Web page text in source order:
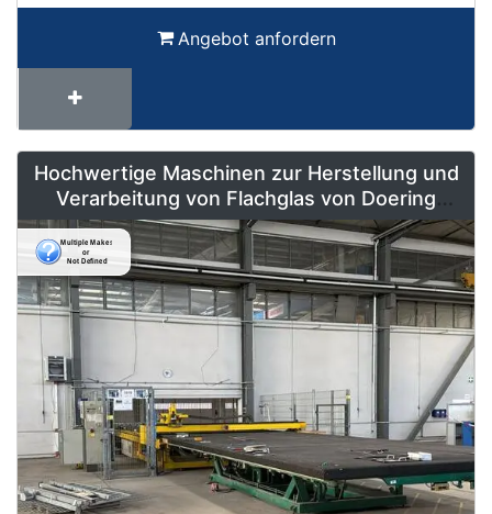
Angebot anfordern
Hochwertige Maschinen zur Herstellung und
Verarbeitung von Flachglas von Doering
Radeburg – Weltweit erhältlich